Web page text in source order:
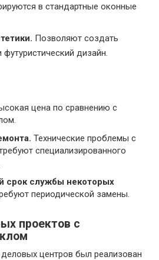
в стандартные оконные
Позволяют создать
дизайн.
цена по сравнению с
Технические проблемы с
специализированного
срок службы некоторых
периодической замены.
проектов с
центров был реализован